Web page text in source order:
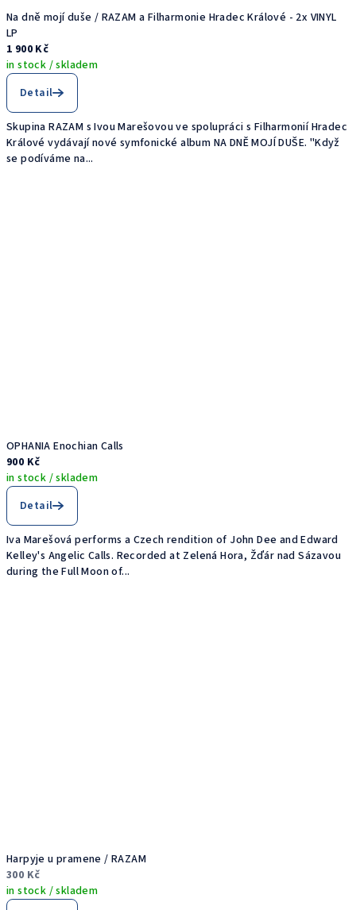
Na dně mojí duše / RAZAM a Filharmonie Hradec Králové - 2x VINYL
LP
1 900 Kč
in stock / skladem
Detail
Skupina RAZAM s Ivou Marešovou ve spolupráci s Filharmonií Hradec
Králové vydávají nové symfonické album NA DNĚ MOJÍ DUŠE. "Když
se podíváme na...
OPHANIA Enochian Calls
900 Kč
in stock / skladem
Detail
Iva Marešová performs a Czech rendition of John Dee and Edward
Kelley's Angelic Calls. Recorded at Zelená Hora, Žďár nad Sázavou
during the Full Moon of...
Harpyje u pramene / RAZAM
300 Kč
in stock / skladem